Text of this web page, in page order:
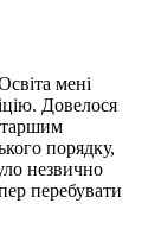
мені
Довелося
порядку,
незвично
перебувати